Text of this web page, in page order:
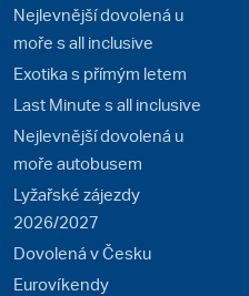
Nejlevnější dovolená u
moře s all inclusive
Exotika s přímým letem
Last Minute s all inclusive
Nejlevnější dovolená u
moře autobusem
Lyžařské zájezdy
2026/2027
Dovolená v Česku
Eurovíkendy